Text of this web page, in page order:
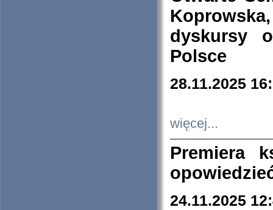
dyskursy
Polsce
28.11.2025
więcej...
Premiera
24.11.2025